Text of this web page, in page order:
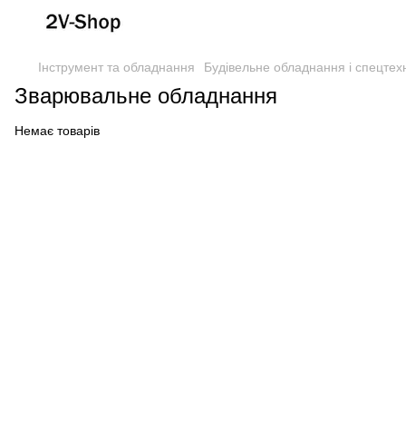
Інструмент та обладнання Будівельне обладнання і
Зварювальне обладнання
Немає товарів